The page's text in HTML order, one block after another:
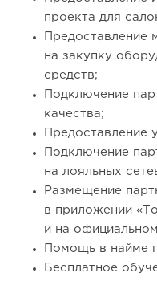
проекта для
Предоставление
на закупку
средств;
Подключение
качества;
Предоставление
Подключение
на лояльных
Размещение
в приложении
и на
Помощь в найме
Бесплатное